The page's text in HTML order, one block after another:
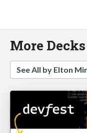
More
See All by Elton